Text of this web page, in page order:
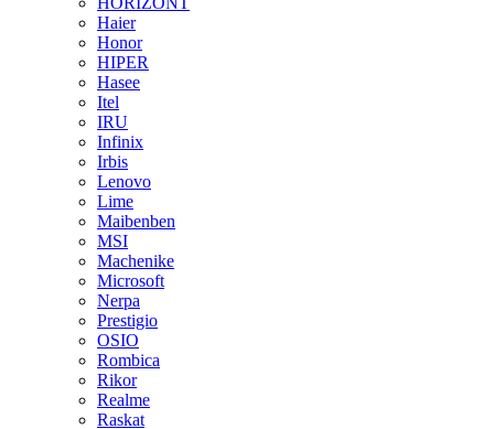
Haier
Honor
HIPER
Hasee
Itel
IRU
Infinix
Irbis
Lenovo
Lime
Maibenben
MSI
Machenike
Microsoft
Nerpa
Prestigio
OSIO
Rombica
Rikor
Realme
Raskat